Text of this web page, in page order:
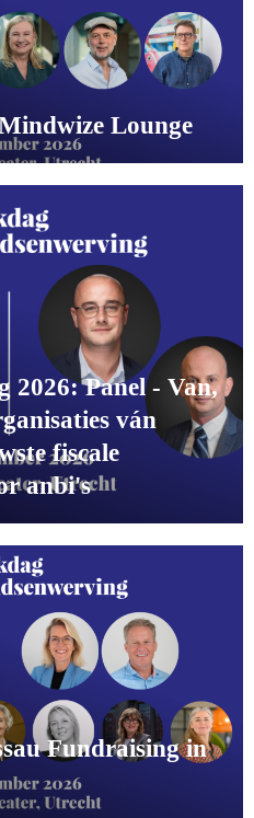
Lounge
2026: Panel - Van,
ván
fiscale
anbi's
Fundraising in